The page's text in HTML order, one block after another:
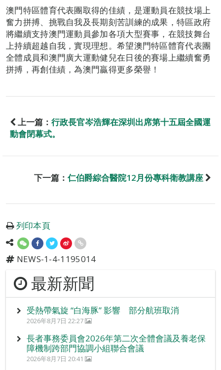
澳門特區體育代表團取得的佳績，是運動員在競技場上
奮力拼搏、挑戰自我及長期刻苦訓練的成果，特區政府
將繼續支持澳門運動員參加各項大型賽事，在競技舞台
上持續超越自我，實現理想。希望澳門特區體育代表團
全體成員和澳門廣大運動健兒在日後的賽場上繼續奮勇
拼搏，再創佳績，為澳門贏得更多榮譽！
上一篇： 行政長官岑浩輝在深圳出席第十五屆全國運
動會閉幕式。
下一篇：仁伯爵綜合醫院12月份專科衛教講座
列印本頁
NEWS-1-4-1195014
最新新聞
受熱帶氣旋 “白海豚” 影響 部分航班取消
2026年8月7日 22:27
長者事務委員會2026年第二次全體會議及養老保
障機制跨部門協調小組聯合會議
2026年8月7日 20:41